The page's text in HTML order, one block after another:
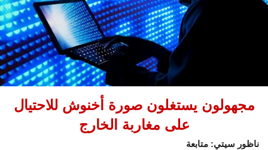
مجهولون يستغلون صورة أخنوش للاحتيال
على مغاربة الخارج
ناظور سيتي: متابعة